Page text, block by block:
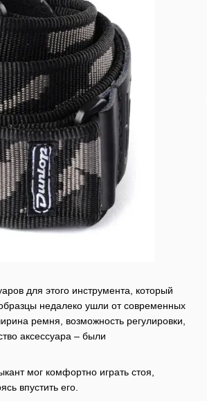
для этого инструмента, который
недалеко ушли от современных
ремня, возможность регулировки,
аксессуара – были
мог комфортно играть стоя,
впустить его.